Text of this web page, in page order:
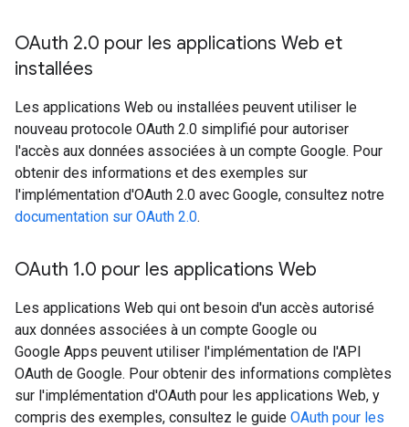
OAuth 2.0 pour les applications Web et
installées
Les applications Web ou installées peuvent utiliser le
nouveau protocole OAuth 2.0 simplifié pour autoriser
l'accès aux données associées à un compte Google. Pour
obtenir des informations et des exemples sur
l'implémentation d'OAuth 2.0 avec Google, consultez notre
documentation sur OAuth 2.0.
OAuth 1.0 pour les applications Web
Les applications Web qui ont besoin d'un accès autorisé
aux données associées à un compte Google ou
Google Apps peuvent utiliser l'implémentation de l'API
OAuth de Google. Pour obtenir des informations complètes
sur l'implémentation d'OAuth pour les applications Web, y
compris des exemples, consultez le guide OAuth pour les